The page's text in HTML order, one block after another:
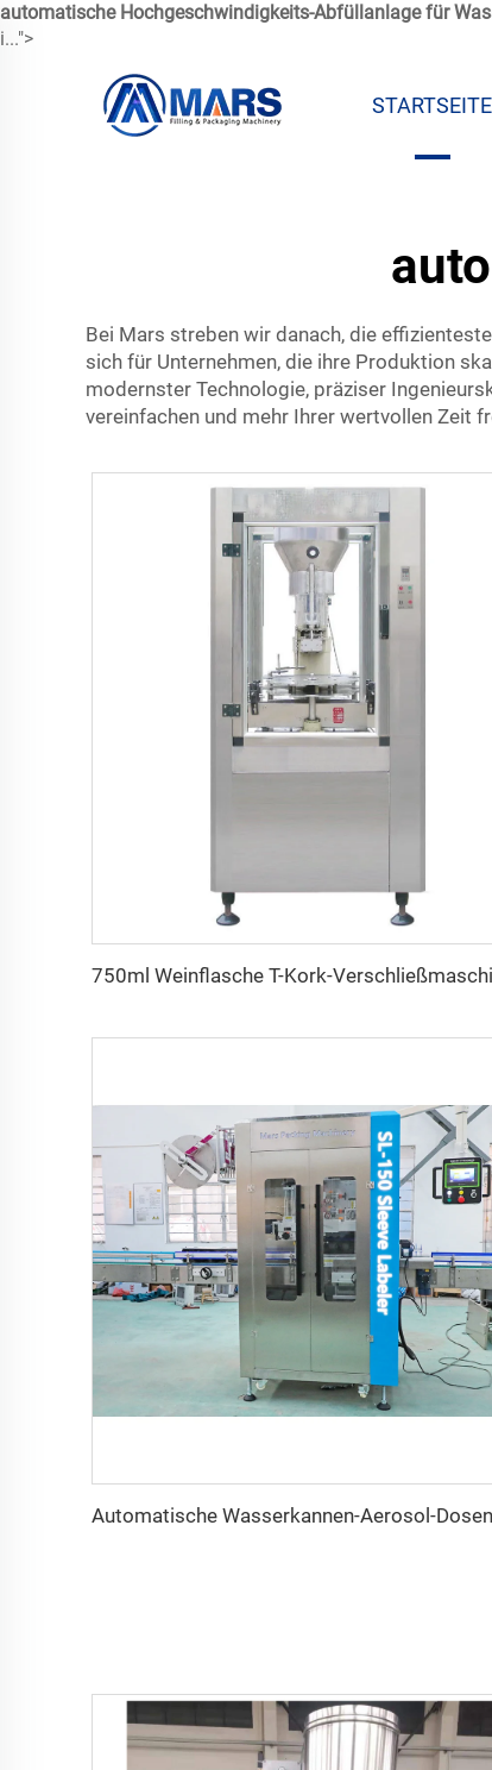
automatische Hochgeschwindigkeits-Abfüllanlage für
i...">
STARTSEITE
Bei Mars streben wir danach, die
sich für Unternehmen, die ihre Produktion
modernster Technologie, präziser
vereinfachen und mehr Ihrer wertvollen Zeit